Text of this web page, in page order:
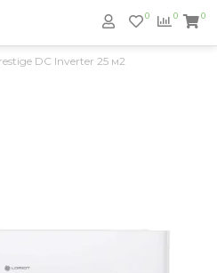
0
0 0
DC Inverter 25 м2